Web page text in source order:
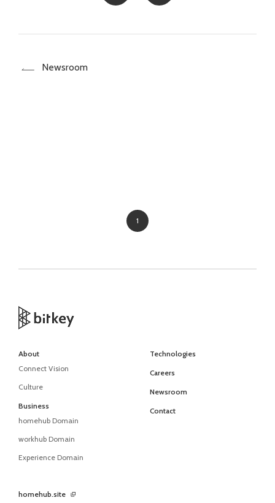
Newsroom
1
About
Connect Vision
Culture
Business
homehub Domain
workhub Domain
Experience Domain
Technologies
Careers
Newsroom
Contact
homehub.site